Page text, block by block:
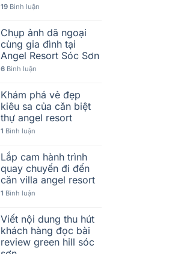
19Bình luận
Chụp ảnh dã ngoại
cùng gia đình tại
Angel Resort Sóc Sơn
6Bình luận
Khám phá vẻ đẹp
kiêu sa của căn biệt
thự angel resort
1 Bình luận
Lắp cam hành trình
quay chuyến đi đến
căn villa angel resort
1 Bình luận
Viết nội dung thu hút
khách hàng đọc bài
review green hill sóc